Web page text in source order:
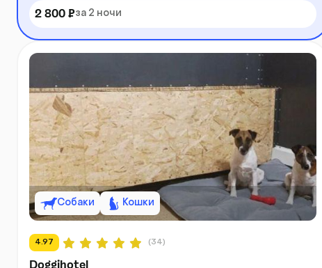
2 800 ₽за 2 ночи
Собаки Кошки
4.97 (34)
Doggihotel